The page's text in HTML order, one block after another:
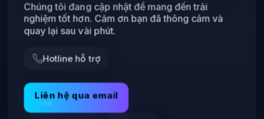
Chúng tôi đang cập nhật để mang đến trải
nghiệm tốt hơn. Cảm ơn bạn đã thông cảm và
quay lại sau vài phút.
Hotline hỗ trợ
Liên hệ qua email